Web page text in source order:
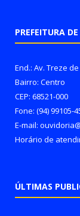
PREFEITURA
End.: Av. Treze
Bairro: Centro
CEP: 68521-000
Fone: (94) 99105-
E-mail:
Horário de
ÚLTIMAS